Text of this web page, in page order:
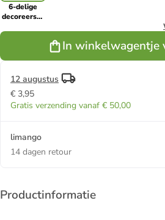
6-delige
decoreerset
In winkelwagentje
12 augustus
€ 3,95
Gratis verzending vanaf € 50,00
limango
14 dagen retour
Productinformatie